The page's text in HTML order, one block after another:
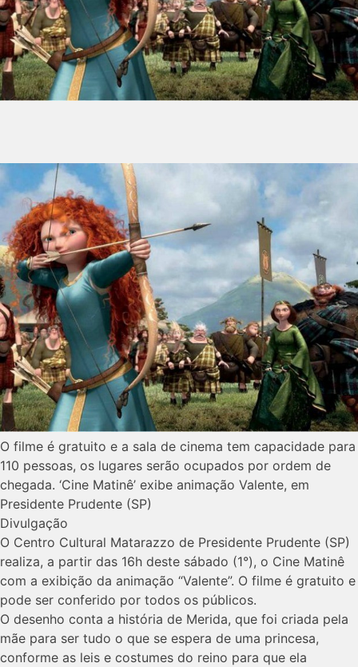
O filme é gratuito e a sala de cinema tem capacidade para
110 pessoas, os lugares serão ocupados por ordem de
chegada. ‘Cine Matinê’ exibe animação Valente, em
Presidente Prudente (SP)
Divulgação
O Centro Cultural Matarazzo de Presidente Prudente (SP)
realiza, a partir das 16h deste sábado (1°), o Cine Matinê
com a exibição da animação “Valente”. O filme é gratuito e
pode ser conferido por todos os públicos.
O desenho conta a história de Merida, que foi criada pela
mãe para ser tudo o que se espera de uma princesa,
conforme as leis e costumes do reino para que ela